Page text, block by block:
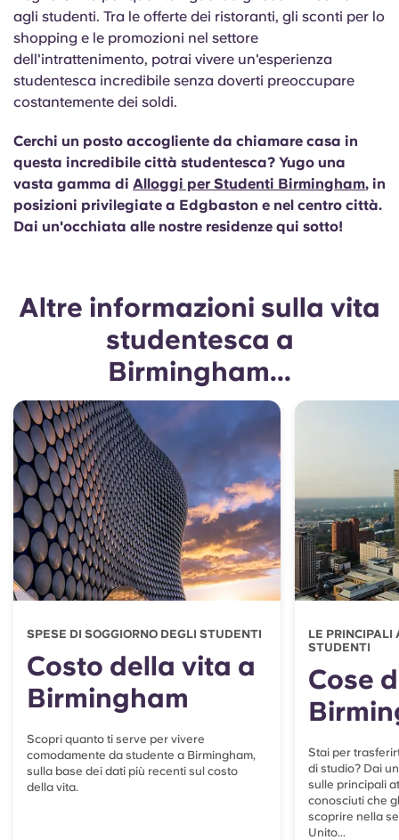
agli studenti. Tra le offerte dei ristoranti, gli sconti per lo
shopping e le promozioni nel settore
dell'intrattenimento, potrai vivere un'esperienza
studentesca incredibile senza doverti preoccupare
costantemente dei soldi.
Cerchi un posto accogliente da chiamare casa in
questa incredibile città studentesca? Yugo una
vasta gamma di Alloggi per Studenti Birmingham, in
posizioni privilegiate a Edgbaston e nel centro città.
Dai un'occhiata alle nostre residenze qui sotto!
Altre informazioni sulla vita
studentesca a
Birmingham...
SPESE DI SOGGIORNO DEGLI STUDENTI
Costo della vita a
Birmingham
Scopri quanto ti serve per vivere
comodamente da studente a Birmingham,
sulla base dei dati più recenti sul costo
della vita.
LE PRINCIPALI
STUDENTI
Cose
Stai per
di studio? Dai
sulle principali
conosciuti che
scoprire nella
Unito...